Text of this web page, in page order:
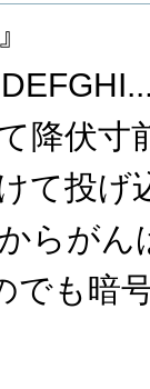
降伏寸
て投げ
らがん
でも暗